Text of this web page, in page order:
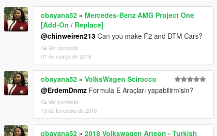
obayana52 » Mercedes-Benz AMG Project One
[Add-On / Replace]
@chinweiren213 Can you make F2 and DTM Cars?
Ver contexto
01 de março de 2018
obayana52 » VolksWagen Scirocco
@ErdemDnmz Formula E Araçları yapabilirmisin?
Ver contexto
13 de fevereiro de 2018
obayana52 » 2018 Volkswagen Arteon - Turkish